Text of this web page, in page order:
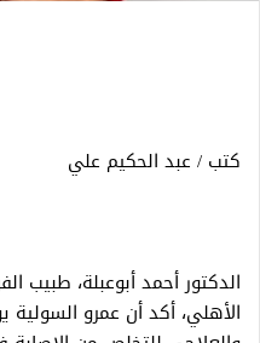
كتب / عبد الحكيم علي
الدكتور أحمد أبوعبلة، طبيب
الأهلي، أكد أن عمرو السولية